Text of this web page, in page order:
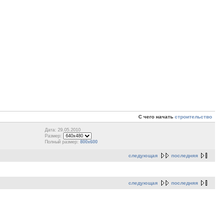
С чего начать строительство
Дата: 29.05.2010
Размер:
Полный размер: 800x600
следующая последняя
следующая последняя